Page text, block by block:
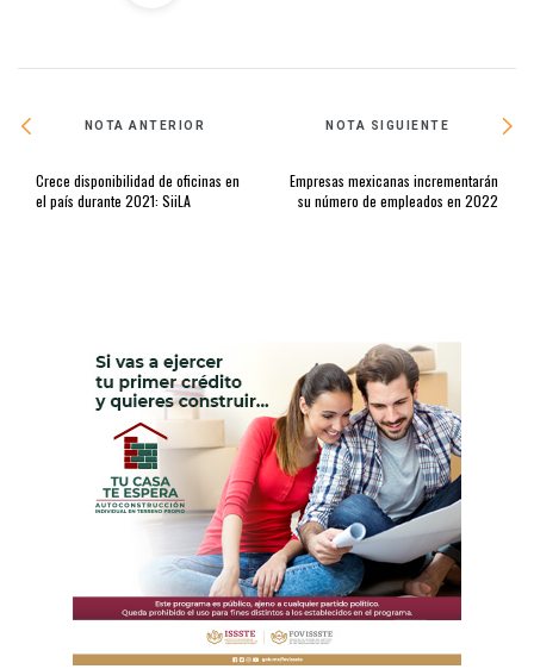
NOTA ANTERIOR
Crece disponibilidad de oficinas en
el país durante 2021: SiiLA
NOTA SIGUIENTE
Empresas mexicanas incrementarán
su número de empleados en 2022